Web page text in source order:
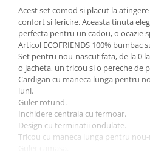
Acest set comod si placut la
confort si fericire. Aceasta tinuta
perfecta pentru un cadou, o ocazie
Articol ECOFRIENDS 100% bumbac
Set pentru nou-nascut fata, de la 0
o jacheta, un tricou si o pereche de
Cardigan cu maneca lunga pentru
luni.
Guler rotund.
Inchidere centrala cu fermoar.
Design cu terminatii ondulate.
Tricou cu maneca lunga pentru
Inchidere prin capse pe partea